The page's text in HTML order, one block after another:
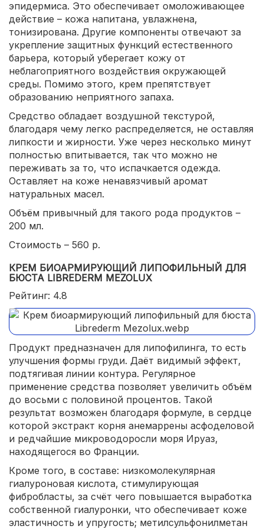
эпидермиса. Это обеспечивает омоложивающее
действие – кожа напитана, увлажнена,
тонизирована. Другие компоненты отвечают за
укрепление защитных функций естественного
барьера, который уберегает кожу от
неблагоприятного воздействия окружающей
среды. Помимо этого, крем препятствует
образованию неприятного запаха.
Средство обладает воздушной текстурой,
благодаря чему легко распределяется, не оставляя
липкости и жирности. Уже через несколько минут
полностью впитывается, так что можно не
переживать за то, что испачкается одежда.
Оставляет на коже ненавязчивый аромат
натуральных масел.
Объём привычный для такого рода продуктов –
200 мл.
Стоимость – 560 р.
КРЕМ БИОАРМИРУЮЩИЙ ЛИПОФИЛЬНЫЙ ДЛЯ
БЮСТА LIBREDERM MEZOLUX
Рейтинг: 4.8
Продукт предназначен для липофилинга, то есть
улучшения формы груди. Даёт видимый эффект,
подтягивая линии контура. Регулярное
применение средства позволяет увеличить объём
до восьми с половиной процентов. Такой
результат возможен благодаря формуле, в сердце
которой экстракт корня анемаррены асфоделовой
и редчайшие микроводоросли моря Ируаз,
находящегося во Франции.
Кроме того, в составе: низкомолекулярная
гиалуроновая кислота, стимулирующая
фибробласты, за счёт чего повышается выработка
собственной гиалуронки, что обеспечивает коже
эластичность и упругость; метилсульфонилметан